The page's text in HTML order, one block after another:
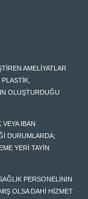
AMELİYATLAR
OLUŞTURDUĞU
VEYA IBAN
DURUMLARDA;
YERİ TAYİN
PERSONELİNİN
OLSA DAHİ HİZMET